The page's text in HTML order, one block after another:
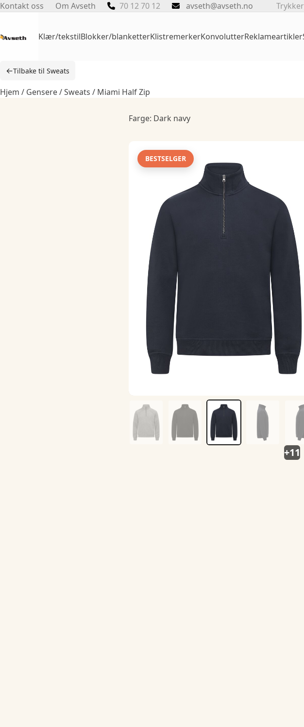
Skip
Kontakt oss Om Avseth 70 12 70 12 avseth@avseth.no Trykkeri
Klær/tekstilBlokker/blanketterKlistremerkerKonvolutterReklameartikler
←Tilbake til Sweats
Hjem / Gensere/Sweats / Miami Half Zip
Farge: Dark navy
+11